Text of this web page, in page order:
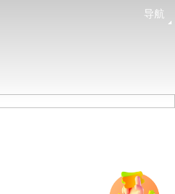
导航